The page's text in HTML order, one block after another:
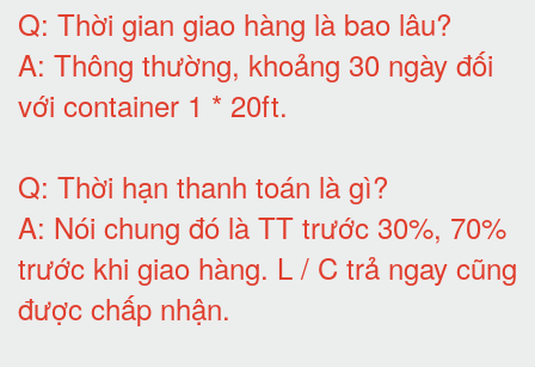
Q: Thời gian giao hàng là bao lâu?
A: Thông thường, khoảng 30 ngày đối
với container 1 * 20ft.
Q: Thời hạn thanh toán là gì?
A: Nói chung đó là TT trước 30%, 70%
trước khi giao hàng. L / C trả ngay cũng
được chấp nhận.